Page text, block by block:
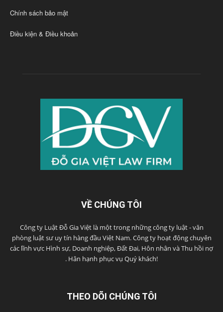
Chính sách bảo mật
Điều kiện & Điều khoản
VỀ CHÚNG TÔI
Công ty Luật Đỗ Gia Việt là một trong những công ty luật - văn
phòng luật sư uy tín hàng đầu Việt Nam. Công ty hoạt động chuyên
các lĩnh vực Hình sự, Doanh nghiệp, Đất Đai, Hôn nhân và Thu hồi nợ
. Hân hạnh phục vụ Quý khách!
THEO DÕI CHÚNG TÔI